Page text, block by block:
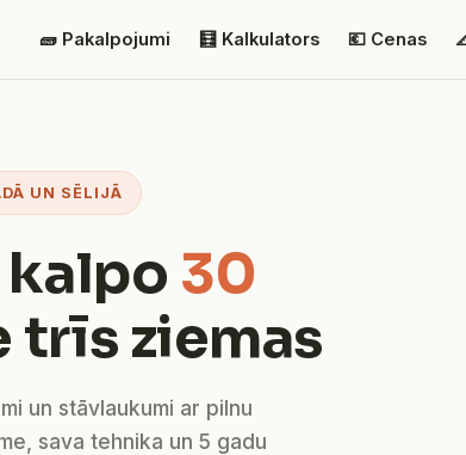
🧱 Pakalpojumi 🧮 Kalkulators 💶 Cenas
UN SĒLIJĀ
kalpo 30
trīs ziemas
un stāvlaukumi ar pilnu
sava tehnika un 5 gadu